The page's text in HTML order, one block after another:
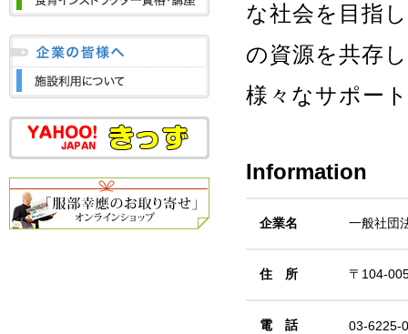
な社会を目指
の資源を共存
様々なサポー
Information
企業名 一般社団
住 所 〒104-
電 話 03-6225-